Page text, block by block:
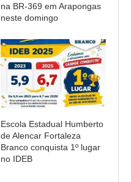
na BR-369 em Arapongas
neste domingo
Escola Estadual Humberto
de Alencar Fortaleza
Branco conquista 1º lugar
no IDEB